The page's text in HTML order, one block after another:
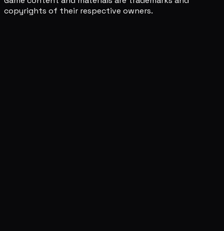
copyrights of their respective owners.